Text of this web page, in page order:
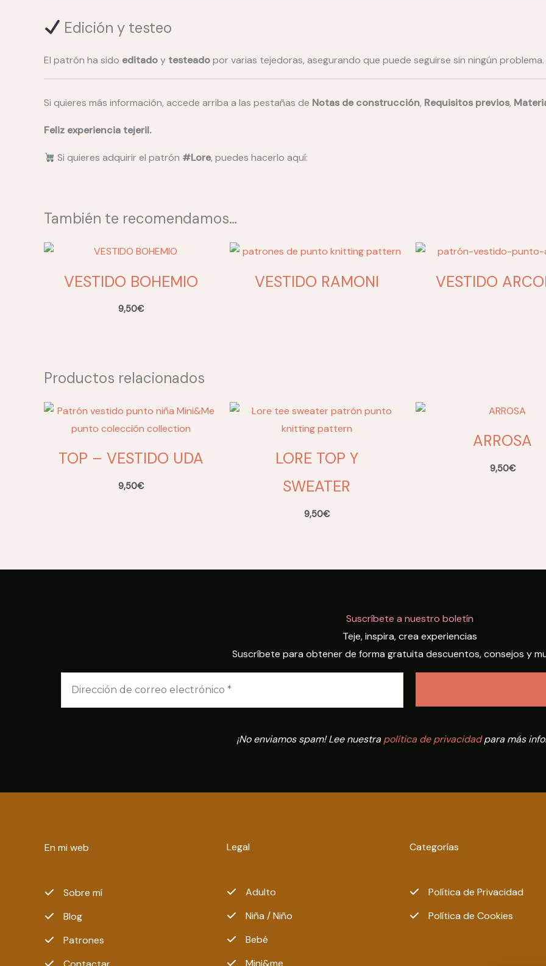
Edición y testeo
El patrón ha sido editadoy testeadopor varias tejedoras, asegurando que puede seguirse sin ningún problema.
Si quieres más información, accede arriba a las pestañas de Notas de construcción, Requisitos previos,
Feliz experiencia tejeril.
Si quieres adquirir el patrón #Lore, puedes hacerlo aquí:
También te recomendamos…
VESTIDO BOHEMIO
9,50€
VESTIDO RAMONI VESTIDO
Productos relacionados
TOP – VESTIDO UDA
9,50€
LORE TOP Y
SWEATER
9,50€
ARROSA
9,50€
Suscríbete a nuestro boletín
Teje, inspira, crea experiencias
Suscríbete para obtener de forma gratuita descuentos, consejos y
¡No enviamos spam! Lee nuestra política de privacidadpara más
En mi web
Sobre mí
Blog
Patrones
Legal
Adulto
Niña / Niño
Bebé
Mini&me
Categorías
Política de Privacidad
Política de Cookies